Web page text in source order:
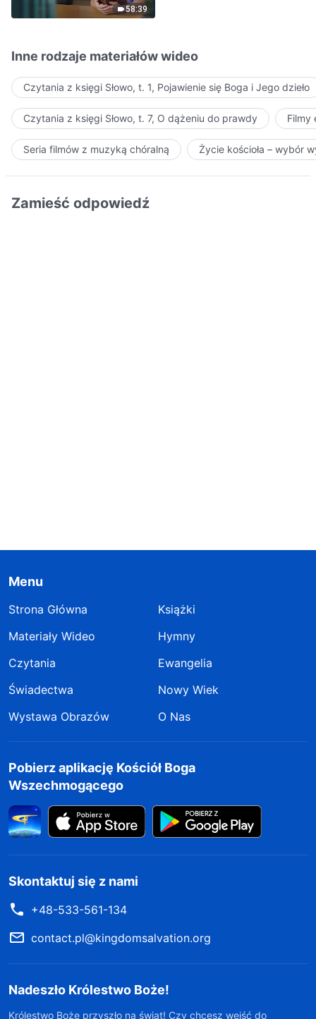
58:39
Inne rodzaje materiałów wideo
Czytania z księgi Słowo, t. 1, Pojawienie się Boga i Jego dzieło
Czytania z księgi Słowo, t. 7, O dążeniu do prawdy Filmy
Seria filmów z muzyką chóralną Życie kościoła – wybór
Zamieść odpowiedź
Menu
Strona Główna
Książki
Materiały Wideo
Hymny
Czytania
Ewangelia
Świadectwa
Nowy Wiek
Wystawa Obrazów
O Nas
Pobierz aplikację Kościół Boga
Wszechmogącego
Skontaktuj się z nami
+48-533-561-134
contact.pl@kingdomsalvation.org
Nadeszło Królestwo Boże!
Królestwo Boże przyszło na świat! Czy chcesz wejść do